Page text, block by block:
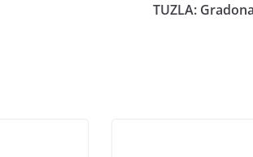
TUZLA: